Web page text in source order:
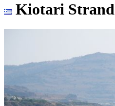
Kiotari Strand